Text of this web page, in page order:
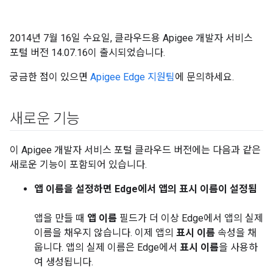
2014년 7월 16일 수요일, 클라우드용 Apigee 개발자 서비스
포털 버전 14.07.16이 출시되었습니다.
궁금한 점이 있으면 Apigee Edge 지원팀에 문의하세요.
새로운 기능
이 Apigee 개발자 서비스 포털 클라우드 버전에는 다음과 같은
새로운 기능이 포함되어 있습니다.
앱 이름을 설정하면 Edge에서 앱의 표시 이름이 설정됨
앱을 만들 때 앱 이름 필드가 더 이상 Edge에서 앱의 실제
이름을 채우지 않습니다. 이제 앱의 표시 이름 속성을 채
웁니다. 앱의 실제 이름은 Edge에서 표시 이름을 사용하
여 생성됩니다.